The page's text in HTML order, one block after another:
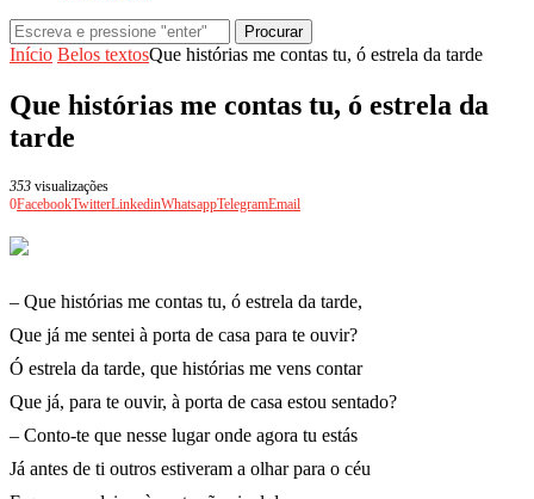
Procurar
Início Belos textosQue histórias me contas tu, ó estrela da tarde
Que histórias me contas tu, ó estrela da
tarde
353 visualizações
0FacebookTwitterLinkedinWhatsappTelegramEmail
– Que histórias me contas tu, ó estrela da tarde,
Que já me sentei à porta de casa para te ouvir?
Ó estrela da tarde, que histórias me vens contar
Que já, para te ouvir, à porta de casa estou sentado?
– Conto-te que nesse lugar onde agora tu estás
Já antes de ti outros estiveram a olhar para o céu